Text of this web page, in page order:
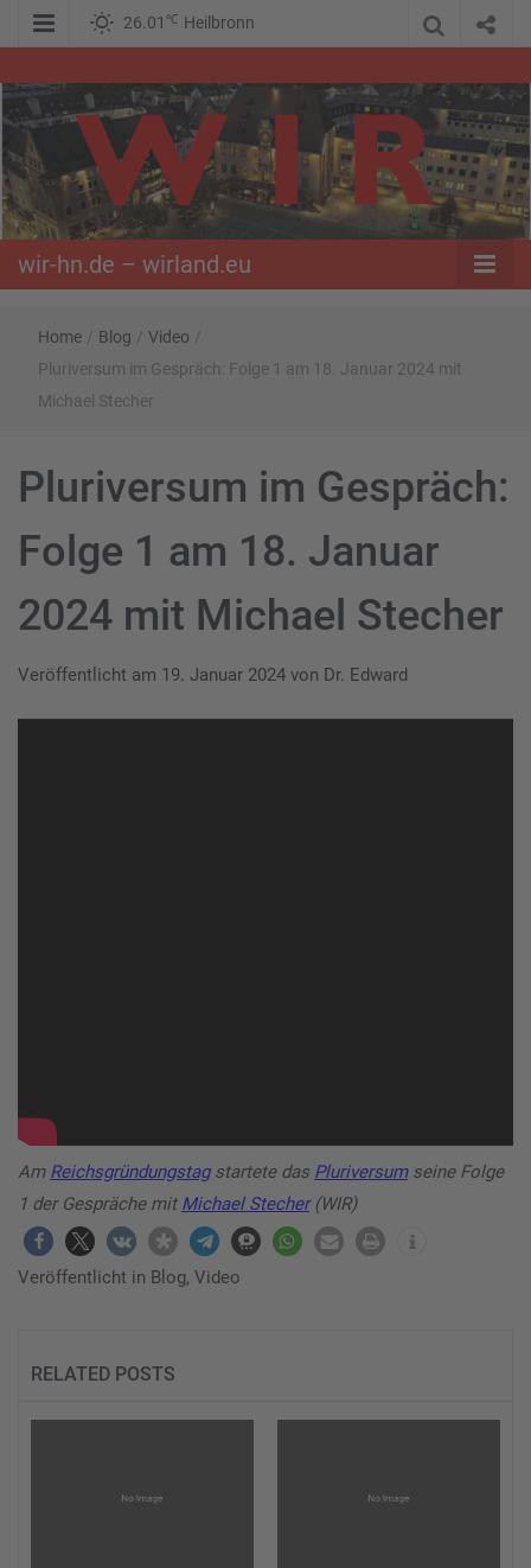
26.01 ℃ Heilbronn
wir-hn.de –
wirland.eu
wir-hn.de – wirland.eu
Home / Blog / Video /
Pluriversum im Gespräch: Folge 1 am 18. Januar 2024 mit
Michael Stecher
Pluriversum im Gespräch:
Folge 1 am 18. Januar
2024 mit Michael Stecher
Veröffentlicht am 19. Januar 2024 von Dr. Edward
Am Reichsgründungstagstartete das Pluriversumseine Folge
1 der Gespräche mit Michael Stecher(WIR)
Veröffentlicht in Blog, Video
RELATED POSTS